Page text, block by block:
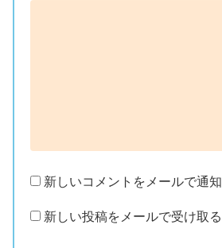
新しいコメントをメールで通知
新しい投稿をメールで受け取る